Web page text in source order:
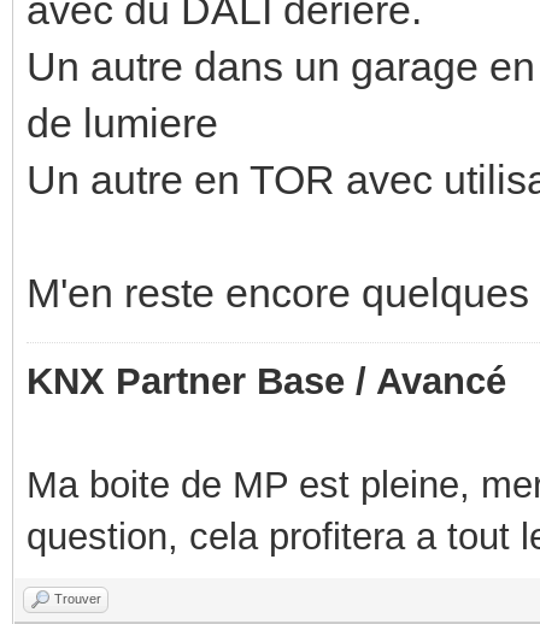
avec du DALI deriere.
Un autre dans un garage
de lumiere
Un autre en TOR avec
M'en reste encore
KNX Partner Base / Avancé
Ma boite de MP est pleine,
question, cela profitera a tout
Trouver